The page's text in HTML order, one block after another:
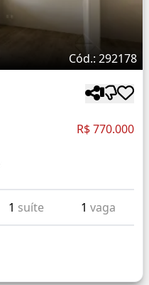
Cód.: 292178
R$ 770.000
1 suíte 1 vaga